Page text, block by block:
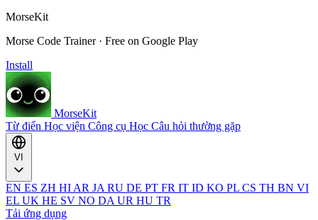
MorseKit
Morse Code Trainer · Free on Google Play
Install
MorseKit
Từ điển Học viện Công cụ Học Câu hỏi thường gặp
EN ES ZH HI AR JA RU DE PT FR IT ID KO PL CS TH BN VI
EL UK HE SV NO DA UR HU TR
Tải ứng dụng